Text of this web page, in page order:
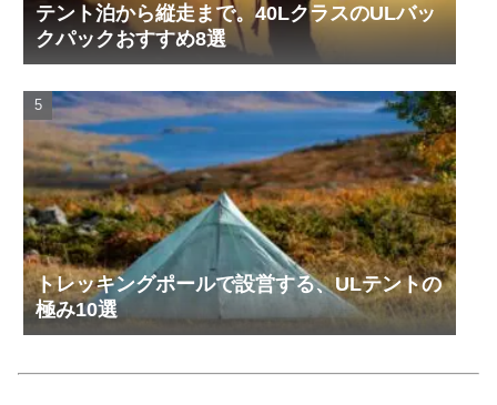
テント泊から縦走まで。40LクラスのULバッ
クパックおすすめ8選
トレッキングポールで設営する、ULテントの
極み10選